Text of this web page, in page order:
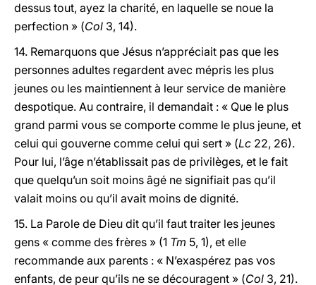
dessus tout, ayez la charité, en laquelle se noue la
perfection » (Col 3, 14).
14. Remarquons que Jésus n’appréciait pas que les
personnes adultes regardent avec mépris les plus
jeunes ou les maintiennent à leur service de manière
despotique. Au contraire, il demandait : « Que le plus
grand parmi vous se comporte comme le plus jeune, et
celui qui gouverne comme celui qui sert » (Lc 22, 26).
Pour lui, l’âge n’établissait pas de privilèges, et le fait
que quelqu’un soit moins âgé ne signifiait pas qu’il
valait moins ou qu’il avait moins de dignité.
15. La Parole de Dieu dit qu’il faut traiter les jeunes
gens « comme des frères » (1 Tm 5, 1), et elle
recommande aux parents : « N’exaspérez pas vos
enfants, de peur qu’ils ne se découragent » (Col 3, 21).